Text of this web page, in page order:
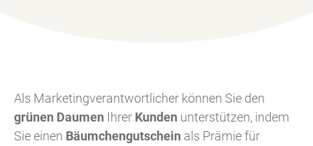
Als Marketingverantwortlicher können Sie den
grünen Daumen Ihrer Kunden unterstützen, indem
Sie einen Bäumchengutschein als Prämie für